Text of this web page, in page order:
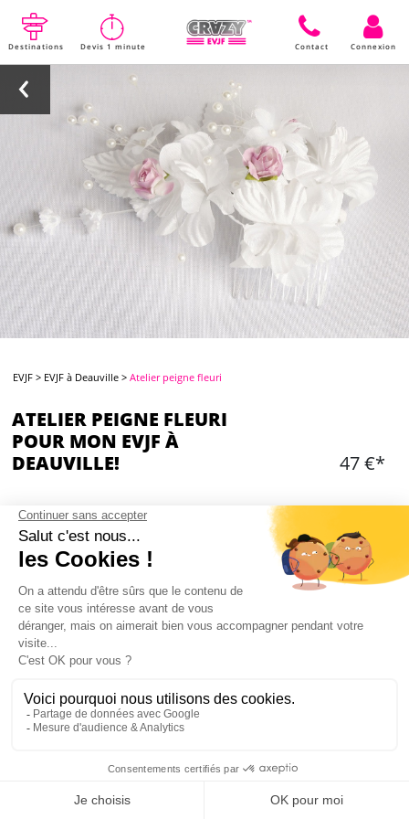
Destinations Devis 1 minute Contact Connexion
EVJF > EVJF à Deauville >Atelier peigne fleuri
ATELIER PEIGNE FLEURI
POUR MON EVJF À
DEAUVILLE!
47 €*
CONTENU
Atelier peigne fleuri
Prof de cours de fleurs séchées
La prof vous accompagne à la réalisation de
Démonstration de plusieurs techniques possible
Vous partez avec votre peigne fleuri
Mon EVJF à Deauville